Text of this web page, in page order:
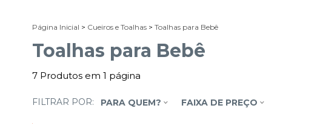
Página Inicial > Cueiros e Toalhas > Toalhas para Bebê
Toalhas para Bebê
7 Produtos em 1 página
FILTRAR POR: PARA QUEM? FAIXA DE PREÇO